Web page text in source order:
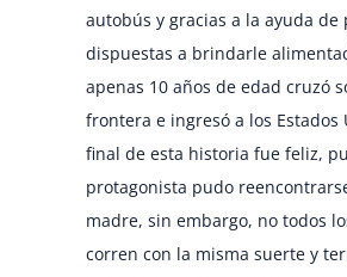
autobús y gracias a la ayuda de
dispuestas a brindarle
apenas 10 años de edad cruzó
frontera e ingresó a los Estados
final de esta historia fue feliz,
protagonista pudo
madre, sin embargo, no todos
corren con la misma suerte y